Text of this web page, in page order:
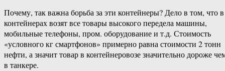
Почему, так важна борьба за эти контейнеры? Дело в том, что в
контейнерах возят все товары высокого передела машины,
мобильные телефоны, пром. оборудование и т.д. Стоимость
«условного кг смартфонов» примерно равна стоимости 2 тонн
нефти, а значит товар в контейнеровозе значительно дороже
в танкере.